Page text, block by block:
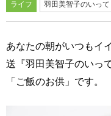
ライフ 羽田美智子のいっ
あなたの朝がいつもイ
送『羽田美智子のいっ
「ご飯のお供」です。